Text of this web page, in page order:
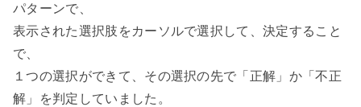
パターンで、
表示された選択肢をカーソルで選択して、決定すること
で、
１つの選択ができて、その選択の先で「正解」か「不正
解」を判定していました。